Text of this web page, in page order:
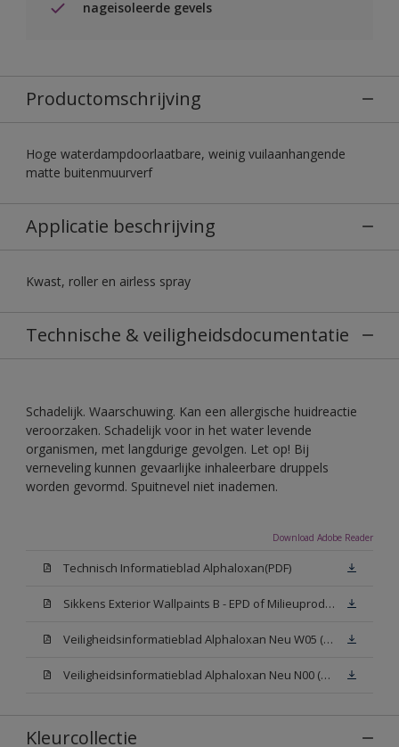
nageisoleerde gevels
Productomschrijving
Hoge waterdampdoorlaatbare, weinig vuilaanhangende
matte buitenmuurverf
Applicatie beschrijving
Kwast, roller en airless spray
Technische & veiligheidsdocumentatie
Schadelijk. Waarschuwing. Kan een allergische huidreactie
veroorzaken. Schadelijk voor in het water levende
organismen, met langdurige gevolgen. Let op! Bij
verneveling kunnen gevaarlijke inhaleerbare druppels
worden gevormd. Spuitnevel niet inademen.
Download Adobe Reader
Technisch Informatieblad Alphaloxan(PDF)
Sikkens Exterior Wallpaints B - EPD of Milieuproductverklaring
Veiligheidsinformatieblad Alphaloxan Neu W05 (MSDS)
Veiligheidsinformatieblad Alphaloxan Neu N00 (MSDS)
Kleurcollectie